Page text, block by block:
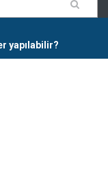
yapılabilir?